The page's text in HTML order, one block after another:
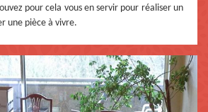
pour cela vous en servir pour réaliser un
une pièce à vivre.